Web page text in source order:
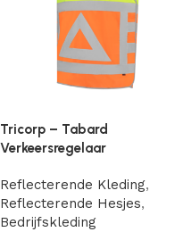
Tricorp – Tabard
Verkeersregelaar
Reflecterende Kleding,
Reflecterende Hesjes,
Bedrijfskleding